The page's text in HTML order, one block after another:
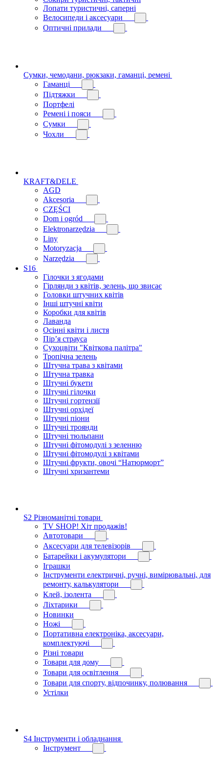
Лопати туристичні, саперні
Велосипеди і аксесуари
Оптичні прилади
Сумки, чемодани, рюкзаки, гаманці, ремені
Гаманці
Підтяжки
Портфелі
Ремені і пояси
Сумки
Чохли
KRAFT&DELE
AGD
Akcesoria
CZĘŚCI
Dom i ogród
Elektronarzędzia
Liny
Motoryzacja
Narzędzia
S16
Гілочки з ягодами
Гірлянди з квітів, зелень, що звисає
Головки штучних квітів
Інші штучні квіти
Коробки для квітів
Лаванда
Осінні квіти і листя
Пір’я страуса
Сухоцвіти "Квіткова палітра"
Тропічна зелень
Штучна трава з квітами
Штучна травка
Штучні букети
Штучні гілочки
Штучні гортензії
Штучні орхідеї
Штучні піони
Штучні троянди
Штучні тюльпани
Штучні фітомодулі з зеленню
Штучні фітомодулі з квітами
Штучні фрукти, овочі “Натюрморт”
Штучні хризантеми
S2 Різноманітні товари
TV SHOP! Хіт продажів!
Автотовари
Аксесуари для телевізорів
Батарейки і акумулятори
Іграшки
Інструменти електричні, ручні, вимірювальні, для
ремонту, калькулятори
Клей, ізолента
Ліхтарики
Новинки
Ножі
Портативна електроніка, аксесуари,
комплектуючі
Різні товари
Товари для дому
Товари для освітлення
Товари для спорту, відпочинку, полювання
Устілки
S4 Інструменти і обладнання
Інструмент